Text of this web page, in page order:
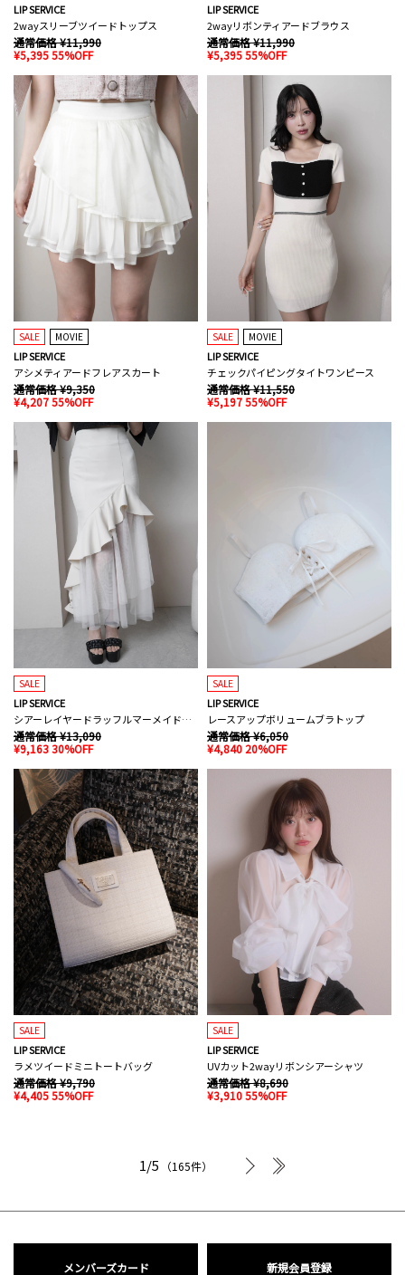
LIP SERVICE
2wayスリーブツイードトップス
通常価格 ¥11,990
¥5,395 55%OFF
LIP SERVICE
2wayリボンティアードブラウス
通常価格 ¥11,990
¥5,395 55%OFF
SALE MOVIE
LIP SERVICE
アシメティアードフレアスカート
通常価格 ¥9,350
¥4,207 55%OFF
SALE MOVIE
LIP SERVICE
チェックパイピングタイトワンピース
通常価格 ¥11,550
¥5,197 55%OFF
SALE
LIP SERVICE
シアーレイヤードラッフルマーメイドスカート
通常価格 ¥13,090
¥9,163 30%OFF
SALE
LIP SERVICE
レースアップボリュームブラトップ
通常価格 ¥6,050
¥4,840 20%OFF
SALE
LIP SERVICE
ラメツイードミニトートバッグ
通常価格 ¥9,790
¥4,405 55%OFF
SALE
LIP SERVICE
UVカット2wayリボンシアーシャツ
通常価格 ¥8,690
¥3,910 55%OFF
1/5 （165件）
次へ
メンバーズカード 新規会員登録